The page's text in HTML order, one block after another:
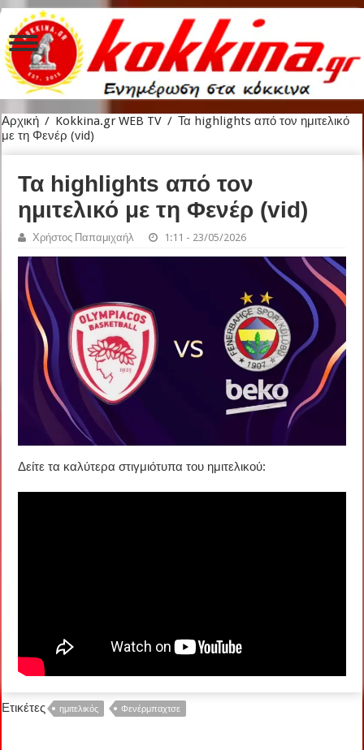
Αρχική / Kokkina.gr WEB TV / Τα highlights από τον ημιτελικό
με τη Φενέρ (vid)
Τα highlights από τον
ημιτελικό με τη Φενέρ (vid)
Χρήστος Παπαμιχαήλ 1:11 - 23/05/2026
Δείτε τα καλύτερα στιγμιότυπα του ημιτελικού:
Ετικέτες ημιτελικός Φενέρμπαχτσε